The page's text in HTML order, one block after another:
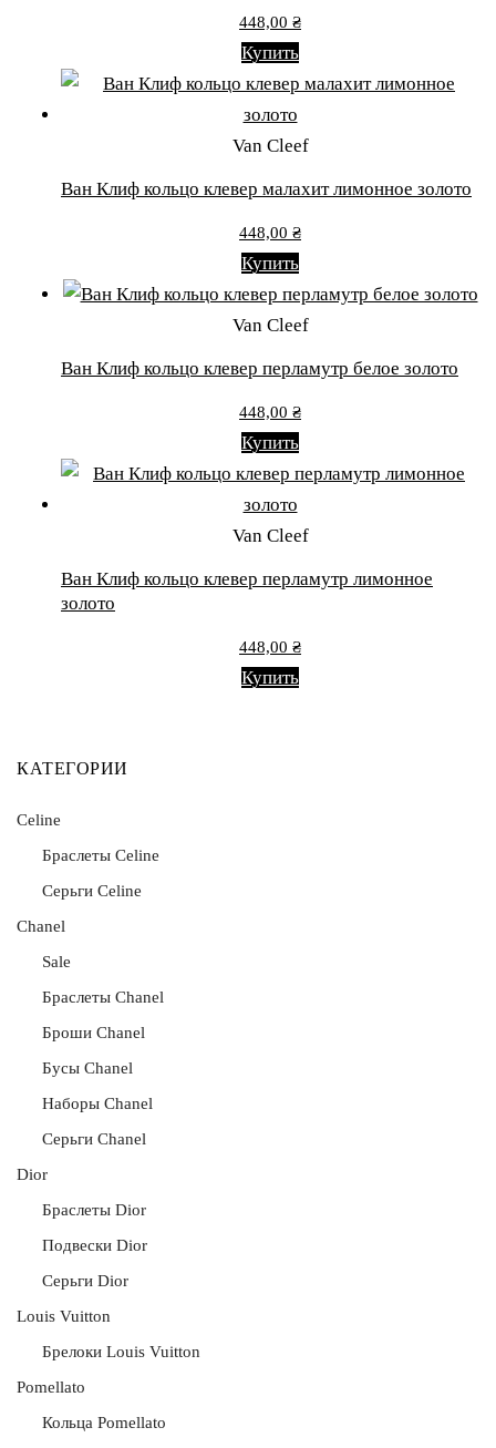
448,00 ₴
Купить
Van Cleef
Ван Клиф кольцо клевер малахит лимонное золото
448,00 ₴
Купить
Van Cleef
Ван Клиф кольцо клевер перламутр белое золото
448,00 ₴
Купить
Van Cleef
Ван Клиф кольцо клевер перламутр лимонное
золото
448,00 ₴
Купить
КАТЕГОРИИ
Celine
Браслеты Celine
Серьги Celine
Chanel
Sale
Браслеты Chanel
Броши Chanel
Бусы Chanel
Наборы Chanel
Серьги Chanel
Dior
Браслеты Dior
Подвески Dior
Серьги Dior
Louis Vuitton
Брелоки Louis Vuitton
Pomellato
Кольца Pomellato